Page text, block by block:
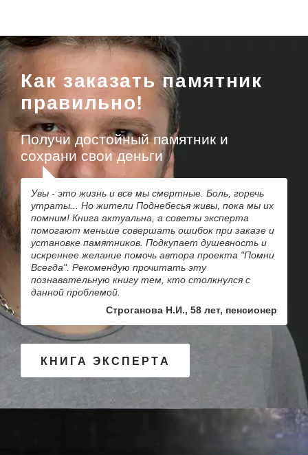
Как заказать памятник
правильно!
Получи достойный памятник и
сохрани свои деньги
Увы - это жизнь и все мы смертные. Боль, горечь
утраты... Но жители Поднебесья живы, пока мы их
помним! Книга актуальна, а советы эксперта
помогают меньше совершать ошибок при заказе и
установке памятников. Подкупает душевность и
искреннее желание помочь автора проекта "Помни
Всегда". Рекомендую прочитать эту
познавательную книгу тем, кто столкнулся с
данной проблемой.
Строганова Н.И., 58 лет, пенсионер
КНИГА ЭКСПЕРТА